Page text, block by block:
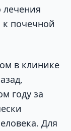
лечения
к почечной
в клинике
году за
Для